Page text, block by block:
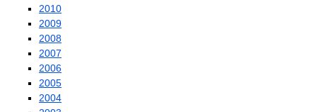
2010
2009
2008
2007
2006
2005
2004